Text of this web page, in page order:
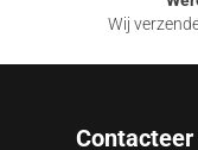
Wij
Contacteer